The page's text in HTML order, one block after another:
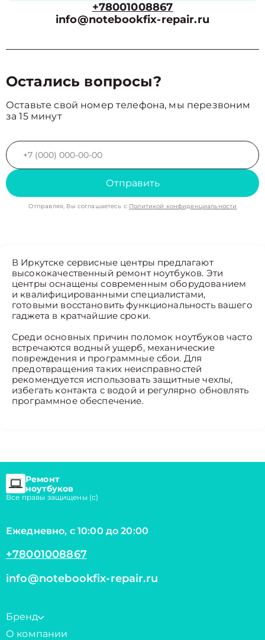
+78001008867
info@notebookfix-repair.ru
Остались вопросы?
Оставьте свой номер телефона, мы перезвоним
за 15 минут
Отправить
Отправляя, Вы соглашаетесь с Политикой конфиденциальности
В Иркутске сервисные центры предлагают
высококачественный ремонт ноутбуков. Эти
центры оснащены современным оборудованием
и квалифицированными специалистами,
готовыми восстановить функциональность вашего
гаджета в кратчайшие сроки.
Среди основных причин поломок ноутбуков часто
встречаются водный ущерб, механические
повреждения и программные сбои. Для
предотвращения таких неисправностей
рекомендуется использовать защитные чехлы,
избегать контакта с водой и регулярно обновлять
программное обеспечение.
Ремонт
ноутбуков
Все правы защищены (с)
Ежедневно, с 10:00 до 20:00
+78001008867
info@notebookfix-repair.ru
Бренд
О компании